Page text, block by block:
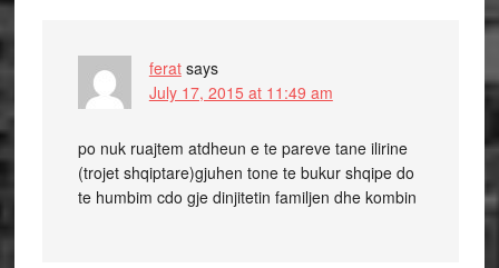
ferat says
July 17, 2015 at 11:49 am
po nuk ruajtem atdheun e te pareve tane ilirine
(trojet shqiptare)gjuhen tone te bukur shqipe do
te humbim cdo gje dinjitetin familjen dhe kombin